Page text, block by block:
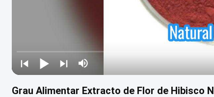
Grau Alimentar Extracto de Flor de Hibisco